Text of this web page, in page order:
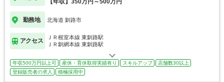
【年収】350万円～500万円
勤務地 北海道 釧路市
アクセス
ＪＲ根室本線 東釧路駅
ＪＲ釧網本線 東釧路駅
年収500万円以上可 産休・育休取得実績有り スキルアップ
店舗数30以上
登録販売者の求人
積極採用中